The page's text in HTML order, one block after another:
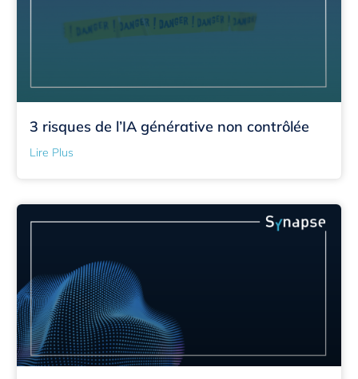
3 risques de l’IA générative non contrôlée
Lire Plus